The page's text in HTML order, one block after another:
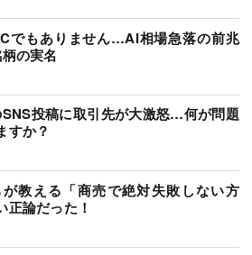
でもありません…AI相場急落の前兆
の実名
SNS投稿に取引先が大激怒…何が問題
すか？
が教える「商売で絶対失敗しない方
論だった！